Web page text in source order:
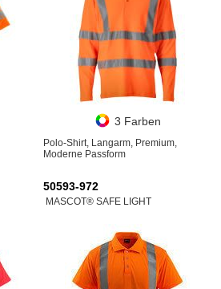
3 Farben
Polo-Shirt, Langarm, Premium,
Moderne Passform
50593-972
MASCOT® SAFE LIGHT